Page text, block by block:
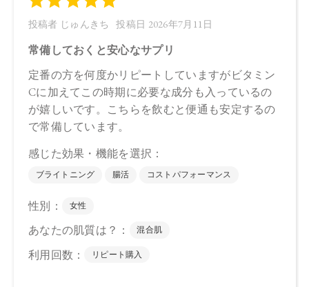
もも、りんご
還元麦芽糖水飴（国内製造）、松樹皮抽出物、有胞子性乳酸
菌末、グレープフルーツ果汁末、カルダモン末、セラミド含
有米抽出物、デキストリン、アセロラ果汁末、ザクロ抽出
物、ハイビスカス加水分解物、バラ花びら抽出物、メロンプ
ラセンタ（胎座）抽出物、リンゴ抽出物、黒胡椒抽出物、白
桃花抽出物（ももを含む）、白トマト抽出物、植物性油脂／
ビタミンC、セルロース、ヒドロキシプロピルセルロース、二
酸化ケイ素、ステアリン酸カルシウム、甘味料（ステビ
ア）、ビタミンB2、ヘスペリジン、香料、ビタミンB12
【原産国】
日本
【メーカー品番】